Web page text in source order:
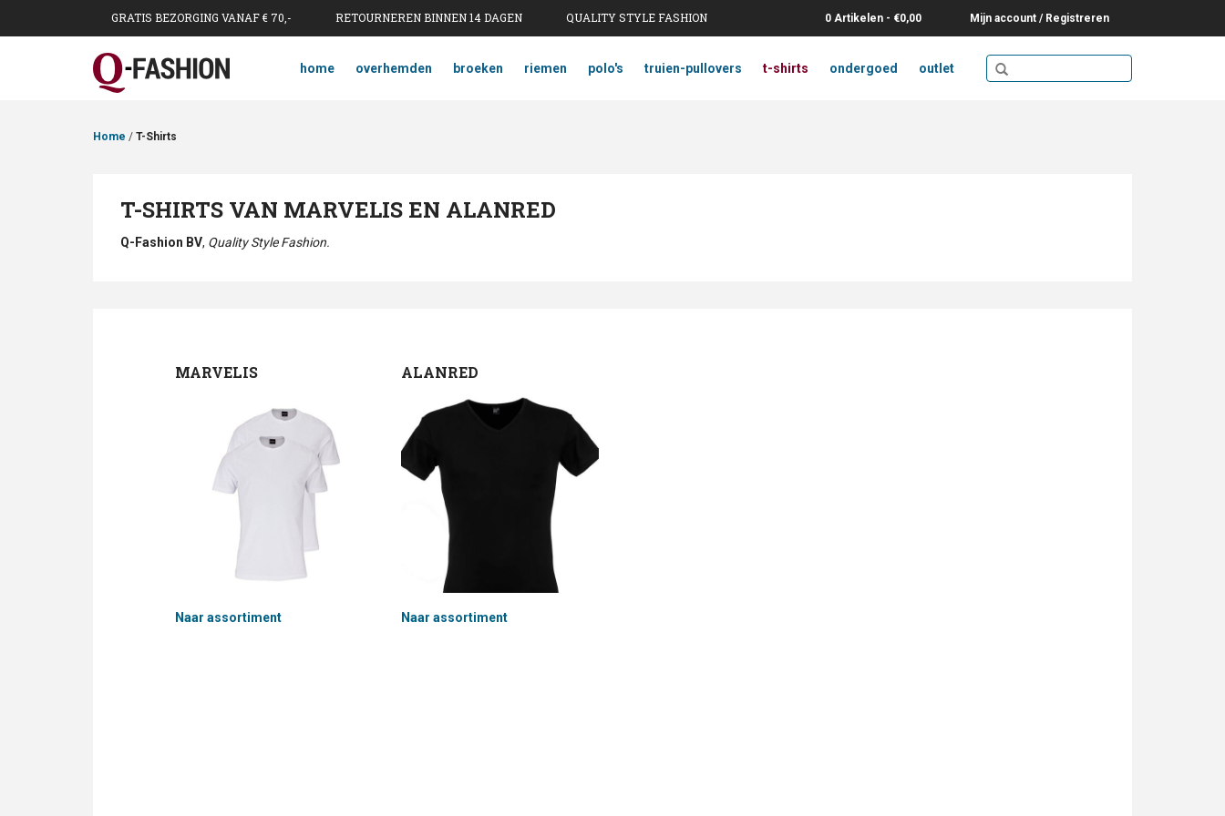
GRATIS BEZORGING VANAF € 70,- RETOURNEREN BINNEN 14 DAGEN QUALITY STYLE FASHION 0 Artikelen - €0,00 Mijn account / Registreren
home overhemden broeken riemen polo's truien-pullovers t-shirts ondergoed outlet
Home / T-Shirts
T-SHIRTS VAN MARVELIS EN ALANRED
Q-Fashion BV, Quality Style Fashion.
MARVELIS
Naar assortiment
ALANRED
Naar assortiment